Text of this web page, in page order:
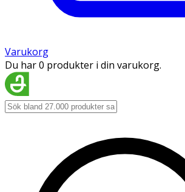
Varukorg
Du har 0 produkter i din varukorg.